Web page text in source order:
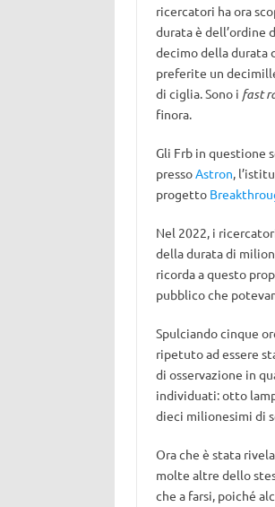
ricercatori ha ora
durata è dell’ordine
decimo della durata
preferite un
di ciglia. Sono i fast
finora.
Gli Frb in questione
pressoAstron,
progetto
Nel 2022, i
della durata di
ricorda a questo
pubblico che
Spulciando cinque
ripetuto ad essere
di osservazione in
individuati: otto
dieci milionesimi di
Ora che è stata
molte altre dello
che a farsi, poiché